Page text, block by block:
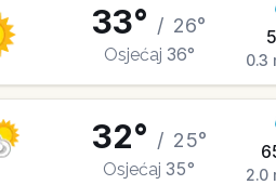
33° / 26°
Osjećaj 36°
5
0.3
32° / 25°
Osjećaj 35° 2.0